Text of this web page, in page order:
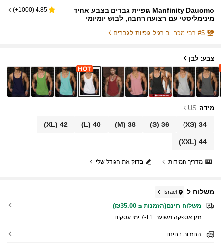
Manfinity Dauomo גופיית גברים בצבע אחיד
מינימליסטי עם רצועה רחבה, לבוש יומיומי
4.85
(
1000+
)
#5 רבי מכר ב רגיל גופיות לגברים
צבע: לבן
מידה US
34
(XS)
36
(S)
38
(M)
40
(L)
42
(XL)
44
(XXL)
בדוק את הגודל שלי מדריך המידות
משלוח ל Israel
משלוח חינם(הזמנות ≥ ₪35.00)
זמן אספקה ​​משוער: 7-11 ימי עסקים
החזרות בחינם